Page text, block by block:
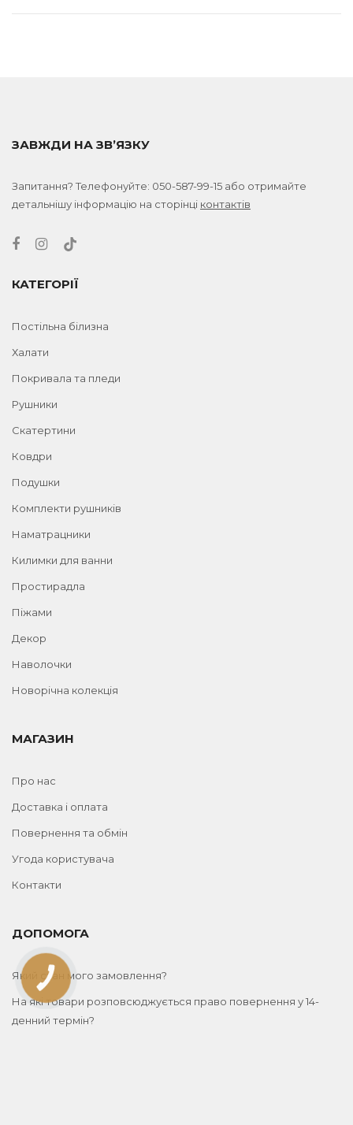
ЗАВЖДИ НА ЗВ’ЯЗКУ
Запитання? Телефонуйте: 050-587-99-15 або отримайте
детальнішу інформацію на сторінці контактів
КАТЕГОРІЇ
Постільна білизна
Халати
Покривала та пледи
Рушники
Скатертини
Ковдри
Подушки
Комплекти рушників
Наматрацники
Килимки для ванни
Простирадла
Піжами
Декор
Наволочки
Новорічна колекція
МАГАЗИН
Про нас
Доставка і оплата
Повернення та обмін
Угода користувача
Контакти
ДОПОМОГА
Який стан мого замовлення?
На які товари розповсюджується право повернення у 14-
денний термін?
КНОПКА
ЗВ'ЯЗКУ